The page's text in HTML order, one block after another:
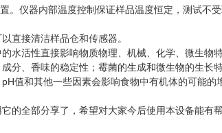
仪器内部温度控制保证样品温度恒定，测试不受
接清洁样品仓和传感器。
水活性直接影响物质物理、机械、化学、微生物
分、香味的稳定性；霉菌的生成和微生物的生长
值和其他一些因素会影响食物中有机体的可能的
全部分享了，希望对大家今后使用本设备能有帮